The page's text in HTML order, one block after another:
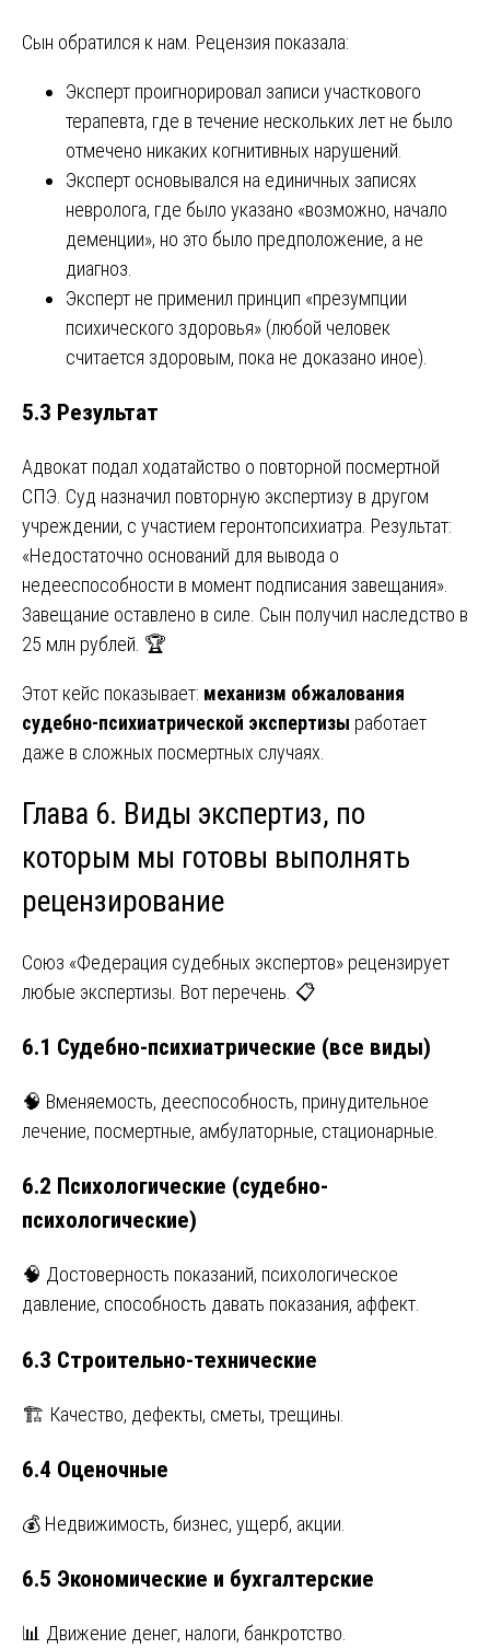
Сын обратился к нам. Рецензия показала:
Эксперт проигнорировал записи участкового
терапевта, где в течение нескольких лет не было
отмечено никаких когнитивных нарушений.
Эксперт основывался на единичных записях
невролога, где было указано «возможно, начало
деменции», но это было предположение, а не
диагноз.
Эксперт не применил принцип «презумпции
психического здоровья» (любой человек
считается здоровым, пока не доказано иное).
5.3 Результат
Адвокат подал ходатайство о повторной посмертной
СПЭ. Суд назначил повторную экспертизу в другом
учреждении, с участием геронтопсихиатра. Результат:
«Недостаточно оснований для вывода о
недееспособности в момент подписания завещания».
Завещание оставлено в силе. Сын получил наследство в
25 млн рублей. 🏆
Этот кейс показывает: механизм обжалования
судебно-психиатрической экспертизы работает
даже в сложных посмертных случаях.
Глава 6. Виды экспертиз, по
которым мы готовы выполнять
рецензирование
Союз «Федерация судебных экспертов» рецензирует
любые экспертизы. Вот перечень. 📋
6.1 Судебно-психиатрические (все виды)
🧠 Вменяемость, дееспособность, принудительное
лечение, посмертные, амбулаторные, стационарные.
6.2 Психологические (судебно-
психологические)
🧠 Достоверность показаний, психологическое
давление, способность давать показания, аффект.
6.3 Строительно-технические
🏗️ Качество, дефекты, сметы, трещины.
6.4 Оценочные
💰 Недвижимость, бизнес, ущерб, акции.
6.5 Экономические и бухгалтерские
📊 Движение денег, налоги, банкротство.